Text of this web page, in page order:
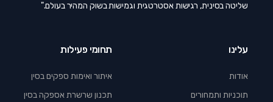
שליטה בסינית, רגישות אסטרטגית וגמישות בשוק המהיר בעולם."
עלינו
אודות
תוכניות ותמחורים
תחומי פעילות
איתור ואימות ספקים בסין
תכנון שרשרת אספקה בסין